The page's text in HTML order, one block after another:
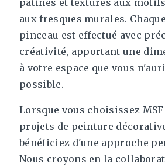
patinés et texturés aux
aux fresques murales.
pinceau est effectué avec
créativité, apportant une
à votre espace que vous
possible.
Lorsque vous choisissez
projets de peinture
bénéficiez d'une approche
Nous croyons en la